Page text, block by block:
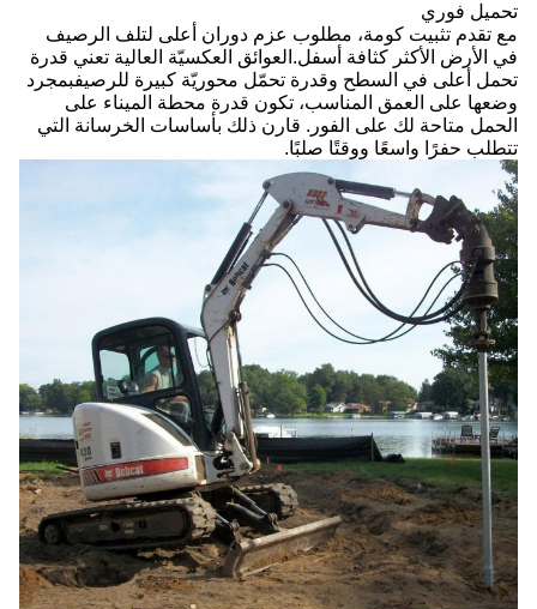
تحميل فوري
مع تقدم تثبيت كومة، مطلوب عزم دوران أعلى لتلف الرصيف
في الأرض الأكثر كثافة أسفل.العوائق العكسيّة العالية تعني قدرة
تحمل أعلى في السطح وقدرة تحمّل محوريّة كبيرة للرصيفبمجرد
وضعها على العمق المناسب، تكون قدرة محطة الميناء على
الحمل متاحة لك على الفور. قارن ذلك بأساسات الخرسانة التي
تتطلب حفرًا واسعًا ووقتًا صلبًا.